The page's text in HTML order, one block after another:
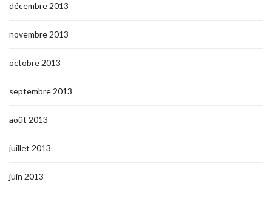
décembre 2013
novembre 2013
octobre 2013
septembre 2013
août 2013
juillet 2013
juin 2013